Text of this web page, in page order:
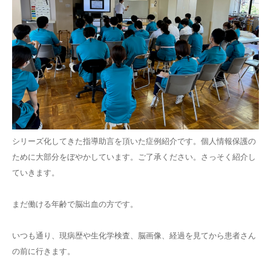
シリーズ化してきた指導助言を頂いた症例紹介です。個人情報保護の
ために大部分をぼやかしています。ご了承ください。さっそく紹介し
ていきます。
まだ働ける年齢で脳出血の方です。
いつも通り、現病歴や生化学検査、脳画像、経過を見てから患者さん
の前に行きます。